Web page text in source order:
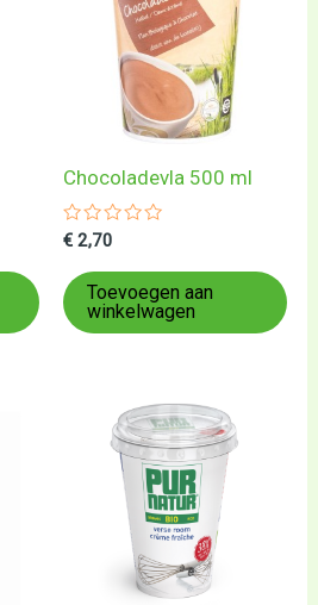
Chocoladevla 500 ml
Gewaardeerd
uit
5
€ 2,70
Toevoegen aan
winkelwagen